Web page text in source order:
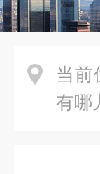
当前
有哪